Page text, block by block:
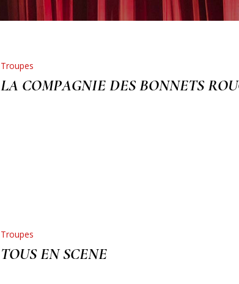
Troupes
LA COMPAGNIE DES BONNETS
Troupes
TOUS EN SCENE